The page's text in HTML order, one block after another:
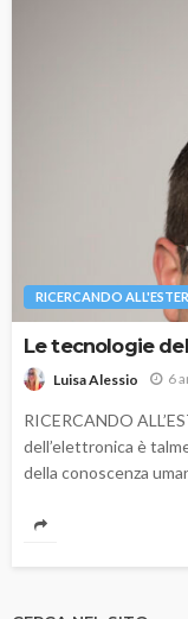
RICERCANDO
Le tecnologie
Luisa Alessio 6
RICERCANDO
dell’elettronica è
della conoscenza